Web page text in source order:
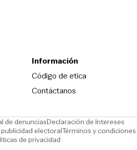
Información
Código de eticaOpens in new
Contáctanos
de denunciasOpens in new window
Declaración de Intereses
new windowelectoralOpens in new window
Términos y condiciones
de privacidad